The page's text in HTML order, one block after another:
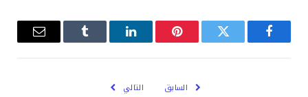
فيسبوكتويتر بينتيريستلينكدإن Tumblrالبريد
السابق التالي